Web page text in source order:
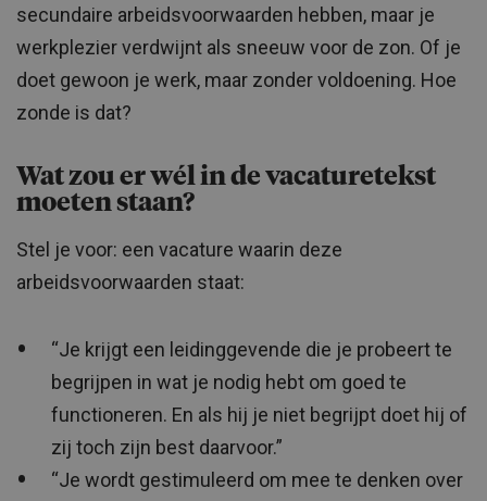
secundaire arbeidsvoorwaarden hebben, maar je
werkplezier verdwijnt als sneeuw voor de zon. Of je
doet gewoon je werk, maar zonder voldoening. Hoe
zonde is dat?
Wat zou er wél in de vacaturetekst
moeten staan?
Stel je voor: een vacature waarin deze
arbeidsvoorwaarden staat:
“Je krijgt een leidinggevende die je probeert te
begrijpen in wat je nodig hebt om goed te
functioneren. En als hij je niet begrijpt doet hij of
zij toch zijn best daarvoor.”
“Je wordt gestimuleerd om mee te denken over